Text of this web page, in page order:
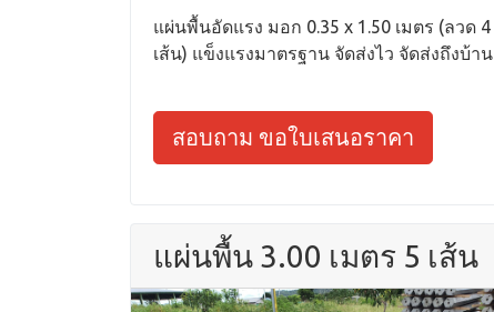
แผ่นพื้นอัดแรง มอก 0.35 x 1.50 เมตร (ลวด 4
เส้น) แข็งแรงมาตรฐาน จัดส่งไว จัดส่งถึงบ้าน
สอบถาม ขอใบเสนอราคา
แผ่นพื้น 3.00 เมตร 5 เส้น